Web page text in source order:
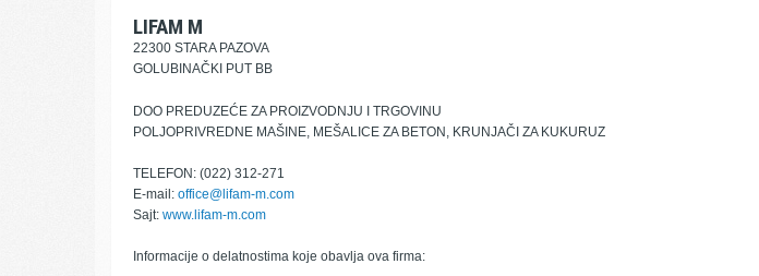
LIFAM M
22300 STARA PAZOVA
GOLUBINAČKI PUT BB
DOO PREDUZEĆE ZA PROIZVODNJU I TRGOVINU
POLJOPRIVREDNE MAŠINE, MEŠALICE ZA BETON, KRUNJAČI ZA KUKURUZ
TELEFON: (022) 312-271
E-mail: office@lifam-m.com
Sajt: www.lifam-m.com
Informacije o delatnostima koje obavlja ova firma: